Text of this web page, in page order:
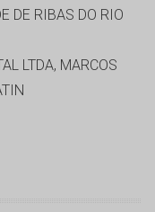
DE RIBAS DO RIO
LTDA, MARCOS